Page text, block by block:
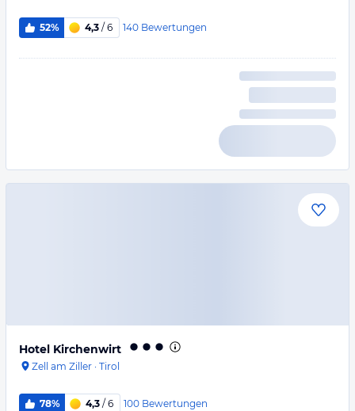
52% 4,3 / 6 140 Bewertungen
Hotel Kirchenwirt
Zell am Ziller · Tirol
78% 4,3 / 6 100 Bewertungen